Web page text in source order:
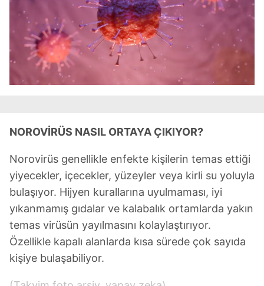
ziyaret edebilirsiniz.
6698 sayılı Kişisel Verilerin Korunması Kanunu uyarınca
hazırlanmış Aydınlatma Metnimizi okumak ve sitemizde
ilgili mevzuata uygun olarak kullanılan çerezlerle ilgili bilgi
almak için lütfen
NOROVİRÜS NASIL ORTAYA ÇIKIYOR?
Norovirüs genellikle enfekte kişilerin temas ettiği
yiyecekler, içecekler, yüzeyler veya kirli su yoluyla
bulaşıyor. Hijyen kurallarına uyulmaması, iyi
yıkanmamış gıdalar ve kalabalık ortamlarda yakın
temas virüsün yayılmasını kolaylaştırıyor.
Özellikle kapalı alanlarda kısa sürede çok sayıda
kişiye bulaşabiliyor.